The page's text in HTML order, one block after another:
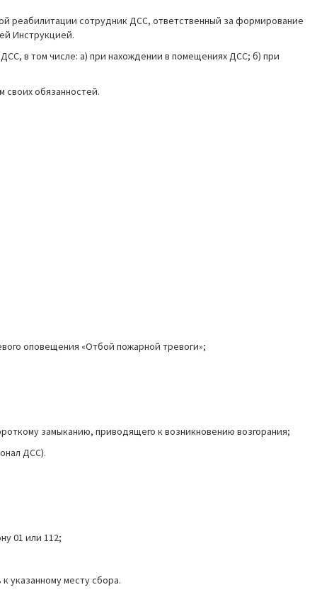
реабилитации сотрудник ДСС, ответственный за формирование
Инструкцией.
в том числе: а) при нахождении в помещениях ДСС; б) при
обязанностей.
оповещения «Отбой пожарной тревоги»;
замыканию, приводящего к возникновению возгорания;
ДСС).
01 или 112;
указанному месту сбора.